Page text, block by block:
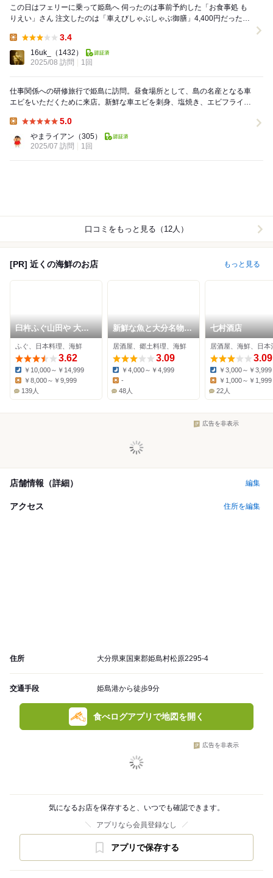
この日はフェリーに乗って姫島へ 伺ったのは事前予約した「お食事処 も
りえい」さん 注文したのは「車えびしゃぶしゃぶ御膳」4,400円だったか
3.4
16uk_
（1432）
2025/08 訪問
1回
仕事関係への研修旅行で姫島に訪問。昼食場所として、島の名産となる車
エビをいただくために来店。新鮮な車エビを刺身、塩焼き、エビフライと
5.0
やまライアン （305）
2025/07 訪問
1回
口コミをもっと見る（12人）
[PR] 近くの海鮮のお店 もっと見る
臼杵ふぐ山田や 大分
都町店
ふぐ、日本料理、海鮮
3.62
Dinner:
￥10,000～￥14,999
￥8,000～￥9,999
139人
新鮮な魚と大分名物と
り天が自慢の居酒屋
みどり屋 大分中央町
店
居酒屋、郷土料理、海鮮
3.09
Dinner:
￥4,000～￥4,999
Lunch:
-
48人
七村酒店
居酒屋、海鮮、日本
3.09
Dinner:
￥3,000～￥3,999
Lunch:
￥1,000～￥1,999
22人
広告を非表示
店舗情報（詳細） 編集
アクセス 住所を編集
住所 大分県東国東郡姫島村松原2295-4
交通手段 姫島港から徒歩9分
食べログアプリで地図を開く
広告を非表示
気になるお店を保存すると、いつでも確認できます。
アプリなら会員登録なし
アプリで保存する